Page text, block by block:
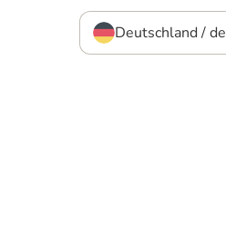
Deutschland / de